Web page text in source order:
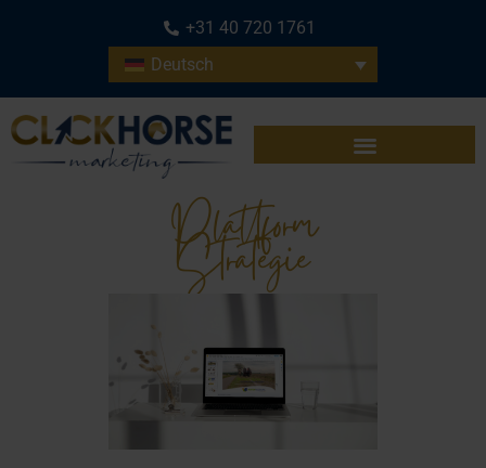
+31 40 720 1761
Deutsch
Plattform
Strategie